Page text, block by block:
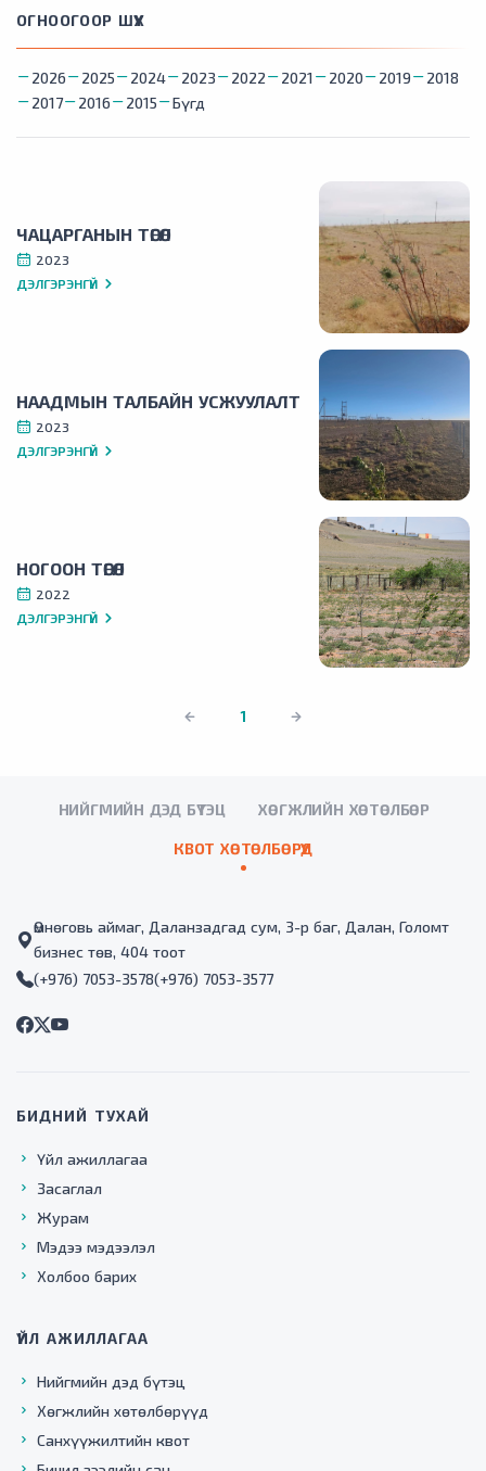
ЧАЦАРГАНЫН ТӨГӨЛ
2023
ДЭЛГЭРЭНГҮЙ
НААДМЫН ТАЛБАЙН УСЖУУЛАЛТ
2023
ДЭЛГЭРЭНГҮЙ
НОГООН ТӨГӨЛ
2022
ДЭЛГЭРЭНГҮЙ
ОГНООГООР ШҮҮХ
2026 2025 2024 2023 2022 2021 2020 2019
2018
2017
2016 2015 Бүгд
1
НИЙГМИЙН ДЭД БҮТЭЦ ХӨГЖЛИЙН ХӨТӨЛБӨР
КВОТ ХӨТӨЛБӨРҮҮД
Өмнөговь аймаг, Даланзадгад сум, 3-р баг, Далан, Голомт
бизнес төв, 404 тоот
(+976) 7053-3578(+976) 7053-3577
БИДНИЙ ТУХАЙ
Үйл ажиллагаа
Засаглал
Журам
Мэдээ мэдээлэл
Холбоо барих
ҮЙЛ АЖИЛЛАГАА
Нийгмийн дэд бүтэц
Хөгжлийн хөтөлбөрүүд
Санхүүжилтийн квот